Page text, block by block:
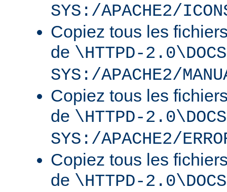
SYS:/APACHE2/
Copiez tous les
de \HTTPD-
SYS:/APACHE2/
Copiez tous les
de \HTTPD-
SYS:/APACHE2/
Copiez tous les
de \HTTPD-